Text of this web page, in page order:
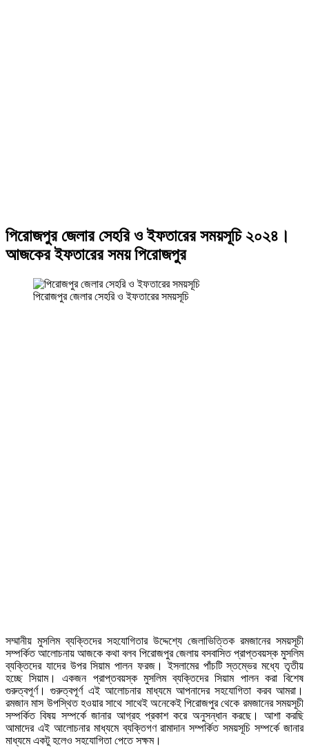
পিরোজপুর জেলার সেহরি ও ইফতারের সময়সূচি ২০২৪।
আজকের ইফতারের সময় পিরোজপুর
পিরোজপুর জেলার সেহরি ও ইফতারের সময়সূচি
সম্মানীয় মুসলিম ব্যক্তিদের সহযোগিতার উদ্দেশ্যে জেলাভিত্তিক রমজানের সময়সূচী
সম্পর্কিত আলোচনায় আজকে কথা বলব পিরোজপুর জেলায় বসবাসিত প্রাপ্তবয়স্ক মুসলিম
ব্যক্তিদের যাদের উপর সিয়াম পালন ফরজ। ইসলামের পাঁচটি স্তম্ভের মধ্যে তৃতীয়
হচ্ছে সিয়াম। একজন প্রাপ্তবয়স্ক মুসলিম ব্যক্তিদের সিয়াম পালন করা বিশেষ
গুরুত্বপূর্ণ। গুরুত্বপূর্ণ এই আলোচনার মাধ্যমে আপনাদের সহযোগিতা করব আমরা।
রমজান মাস উপস্থিত হওয়ার সাথে সাথেই অনেকেই পিরোজপুর থেকে রমজানের সময়সূচী
সম্পর্কিত বিষয় সম্পর্কে জানার আগ্রহ প্রকাশ করে অনুসন্ধান করছে। আশা করছি
আমাদের এই আলোচনার মাধ্যমে ব্যক্তিগণ রামাদান সম্পর্কিত সময়সূচি সম্পর্কে জানার
মাধ্যমে একটু হলেও সহযোগিতা পেতে সক্ষম।